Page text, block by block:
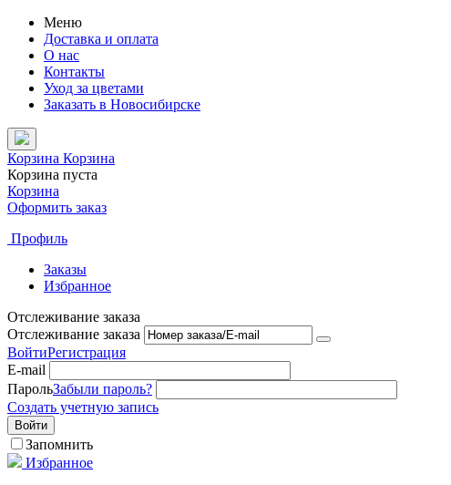
Меню
Доставка и оплата
О нас
Контакты
Уход за цветами
Заказать в Новосибирске
Корзина Корзина
Корзина пуста
Корзина
Оформить заказ
Профиль
Заказы
Избранное
Отслеживание заказа
Отслеживание заказа
ВойтиРегистрация
E-mail
ПарольЗабыли пароль?
Создать учетную запись
Войти
Запомнить
Избранное